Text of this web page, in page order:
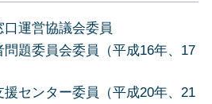
運営協議会委員
題委員会委員（平成16年、17
センター委員（平成20年、21